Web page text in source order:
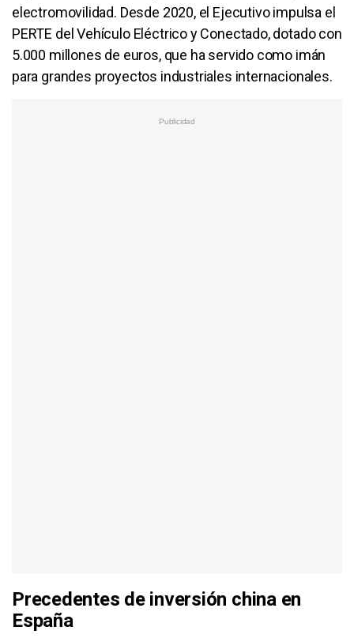
electromovilidad. Desde 2020, el Ejecutivo impulsa el
PERTE del Vehículo Eléctrico y Conectado, dotado con
5.000 millones de euros, que ha servido como imán
para grandes proyectos industriales internacionales.
Precedentes de inversión china en
España